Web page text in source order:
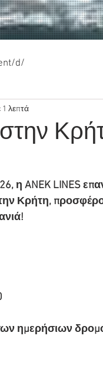
d/
λεπτά
η ANEK LINES
Κρήτη,
ημερήσιων